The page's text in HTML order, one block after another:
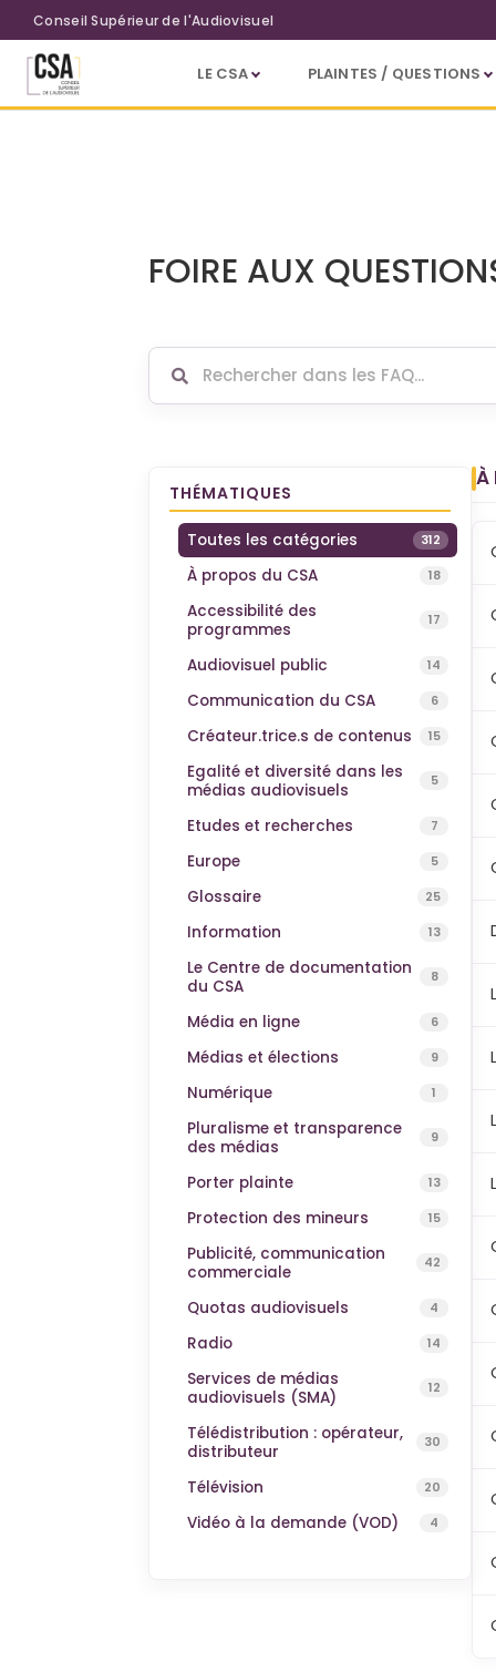
Aller au contenu principal
Conseil Supérieur de l'Audiovisuel
LE CSA PLAINTES / QUESTIONS
FOIRE AUX
THÉMATIQUES
Toutes les catégories 312
À propos du CSA 18
Accessibilité des
programmes
17
Audiovisuel public 14
Communication du CSA 6
Créateur.trice.s de contenus 15
Egalité et diversité dans les
médias audiovisuels
5
Etudes et recherches 7
Europe 5
Glossaire 25
Information 13
Le Centre de documentation
du CSA
8
Média en ligne 6
Médias et élections 9
Numérique 1
Pluralisme et transparence
des médias
9
Porter plainte 13
Protection des mineurs 15
Publicité, communication
commerciale
42
Quotas audiovisuels 4
Radio 14
Services de médias
audiovisuels (SMA)
12
Télédistribution : opérateur,
distributeur
30
Télévision 20
Vidéo à la demande (VOD) 4
À